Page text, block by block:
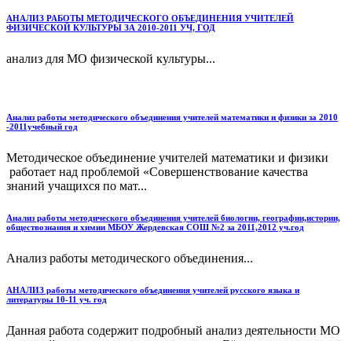
АНАЛИЗ РАБОТЫ МЕТОДИЧЕСКОГО ОБЪЕДИНЕНИЯ УЧИТЕЛЕЙ
ФИЗИЧЕСКОЙ КУЛЬТУРЫ ЗА 2010-2011 УЧ, ГОД
анализ для МО физической культуры...
Анализ работы методического объединения учителей математики и физики за 2010
-2011учебный год
Методическое объединение учителей математики и физики
работает над проблемой «Совершенствование качества
знаний учащихся по мат...
Анализ работы методического объединения учителей биологии, географии,истории,
обществознания и химии МБОУ Жердевская СОШ №2 за 2011,2012 уч.год
Анализ работы методического объединения...
АНАЛИЗ работы методического объединения учителей русского языка и
литературы 10-11 уч. год
Данная работа содержит подробный анализ деятельности МО